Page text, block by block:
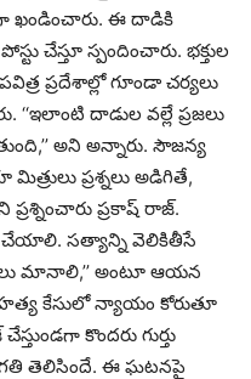
ఖండించారు. ఈ దాడికి
చేస్తూ స్పందించారు. భక్తుల
ప్రదేశాల్లో గూండా చర్యలు
‘‘ఇలాంటి దాడుల వల్లే ప్రజలు
అని అన్నారు. సౌజన్య
ప్రశ్నలు అడిగితే,
ప్రశ్నించారు ప్రకాష్ రాజ్.
చేయాలి. సత్యాన్ని వెలికితీసే
మానాలి,’’ అంటూ ఆయన
కేసులో న్యాయం కోరుతూ
కొందరు గుర్తు
తెలిసిందే. ఈ ఘటనపై